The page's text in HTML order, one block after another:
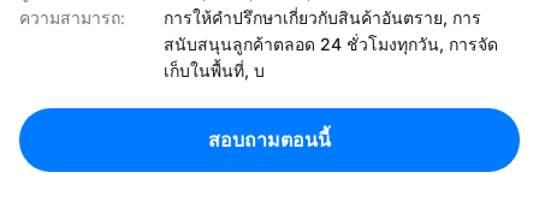
ความสามารถ:
การให้คำปรึกษาเกี่ยวกับสินค้าอันตราย, การ
สนับสนุนลูกค้าตลอด 24 ชั่วโมงทุกวัน, การจัด
เก็บในพื้นที่, บ
สอบถามตอนนี้